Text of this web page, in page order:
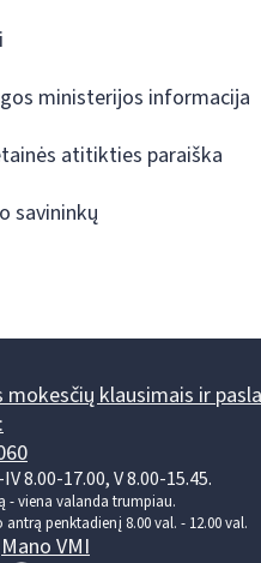
ministerijos informacija
atitikties paraiška
savininkų
mokesčių klausimais ir
8.00-17.00, V 8.00-15.45.
- viena valanda trumpiau.
penktadienį 8.00 val. - 12.00 val.
Mano VMI